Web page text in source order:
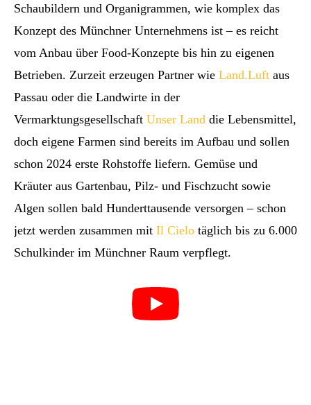
Schaubildern und Organigrammen, wie komplex das
Konzept des Münchner Unternehmens ist – es reicht
vom Anbau über Food-Konzepte bis hin zu eigenen
Betrieben. Zurzeit erzeugen Partner wie Land.Luft aus
Passau oder die Landwirte in der
Vermarktungsgesellschaft Unser Land die Lebensmittel,
doch eigene Farmen sind bereits im Aufbau und sollen
schon 2024 erste Rohstoffe liefern. Gemüse und
Kräuter aus Gartenbau, Pilz- und Fischzucht sowie
Algen sollen bald Hunderttausende versorgen – schon
jetzt werden zusammen mit Il Cielo täglich bis zu 6.000
Schulkinder im Münchner Raum verpflegt.